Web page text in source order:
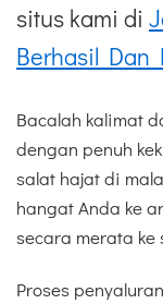
situs kami di
Berhasil Dan
Bacalah kalimat
dengan penuh
salat hajat di
hangat Anda ke
secara merata ke
Proses